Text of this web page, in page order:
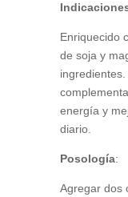
Enriquecido
de soja y
energía y
diario.
Posología:
Agregar dos